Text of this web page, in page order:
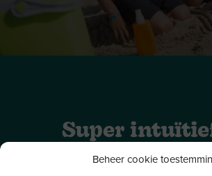
Beheer cookie
Super
eenvoudig in